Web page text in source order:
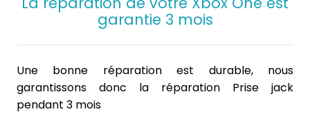
garantie 3 mois
Une bonne réparation est durable, nous
garantissons donc la réparation Prise jack
pendant 3 mois